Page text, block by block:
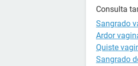
Consulta
Sangrado
Ardor
Quiste
Sangrado